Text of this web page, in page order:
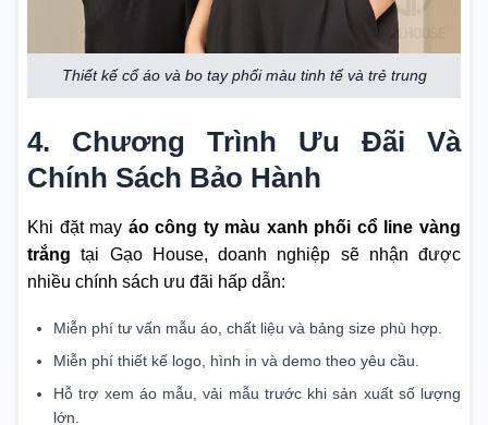
Thiết kế cổ áo và bo tay phối màu tinh tế và trẻ trung
4. Chương Trình Ưu Đãi Và
Chính Sách Bảo Hành
Khi đặt may áo công ty màu xanh phối cổ line vàng
trắng tại Gạo House, doanh nghiệp sẽ nhận được
nhiều chính sách ưu đãi hấp dẫn:
Miễn phí tư vấn mẫu áo, chất liệu và bảng size phù hợp.
Miễn phí thiết kế logo, hình in và demo theo yêu cầu.
Hỗ trợ xem áo mẫu, vải mẫu trước khi sản xuất số lượng
lớn.